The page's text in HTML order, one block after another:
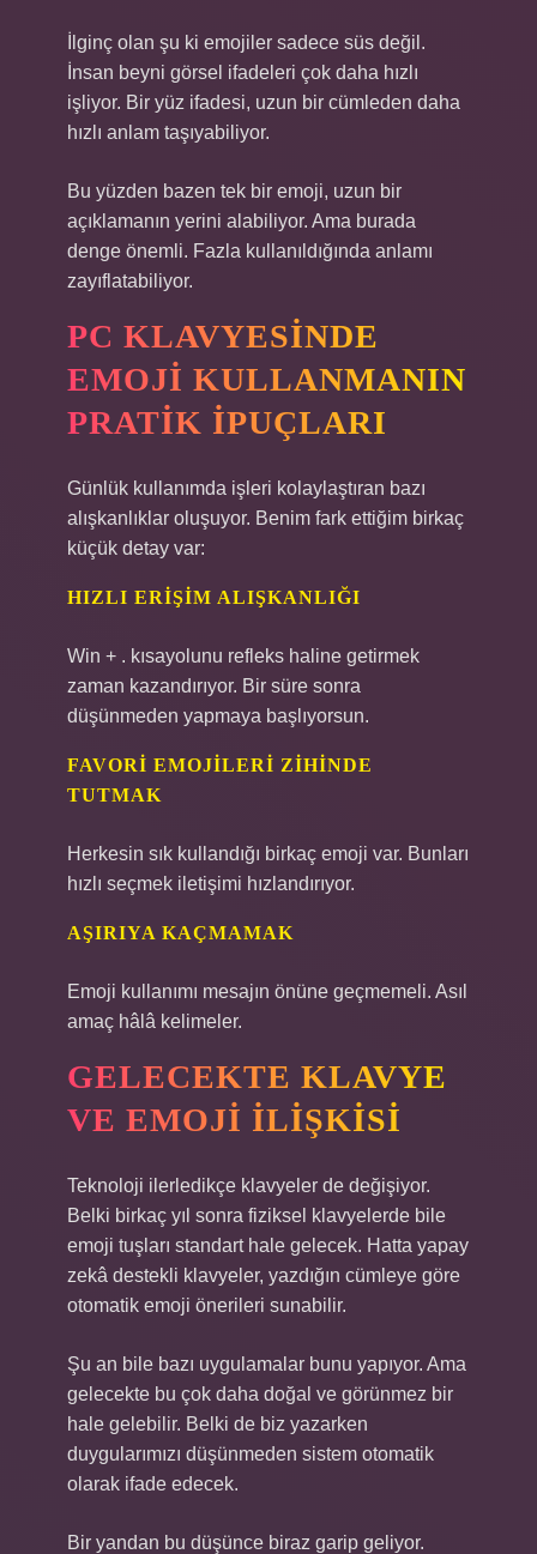
İlginç olan şu ki emojiler sadece süs değil.
İnsan beyni görsel ifadeleri çok daha hızlı
işliyor. Bir yüz ifadesi, uzun bir cümleden daha
hızlı anlam taşıyabiliyor.
Bu yüzden bazen tek bir emoji, uzun bir
açıklamanın yerini alabiliyor. Ama burada
denge önemli. Fazla kullanıldığında anlamı
zayıflatabiliyor.
PC KLAVYESINDE
EMOJI KULLANMANIN
PRATIK İPUÇLARI
Günlük kullanımda işleri kolaylaştıran bazı
alışkanlıklar oluşuyor. Benim fark ettiğim birkaç
küçük detay var:
HIZLI ERIŞIM ALIŞKANLIĞI
Win + . kısayolunu refleks haline getirmek
zaman kazandırıyor. Bir süre sonra
düşünmeden yapmaya başlıyorsun.
FAVORI EMOJILERI ZIHINDE
TUTMAK
Herkesin sık kullandığı birkaç emoji var. Bunları
hızlı seçmek iletişimi hızlandırıyor.
AŞIRIYA KAÇMAMAK
Emoji kullanımı mesajın önüne geçmemeli. Asıl
amaç hâlâ kelimeler.
GELECEKTE KLAVYE
VE EMOJI İLIŞKISI
Teknoloji ilerledikçe klavyeler de değişiyor.
Belki birkaç yıl sonra fiziksel klavyelerde bile
emoji tuşları standart hale gelecek. Hatta yapay
zekâ destekli klavyeler, yazdığın cümleye göre
otomatik emoji önerileri sunabilir.
Şu an bile bazı uygulamalar bunu yapıyor. Ama
gelecekte bu çok daha doğal ve görünmez bir
hale gelebilir. Belki de biz yazarken
duygularımızı düşünmeden sistem otomatik
olarak ifade edecek.
Bir yandan bu düşünce biraz garip geliyor.